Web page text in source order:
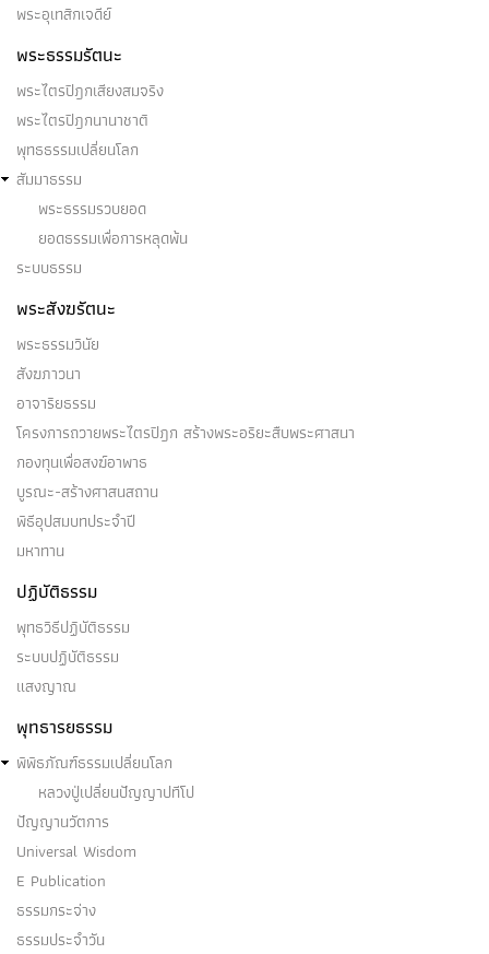
พระอุเทสิกเจดีย์
พระธรรมรัตนะ
พระไตรปิฎกเสียงสมจริง
พระไตรปิฎกนานาชาติ
พุทธธรรมเปลี่ยนโลก
สัมมาธรรม
พระธรรมรวบยอด
ยอดธรรมเพื่อการหลุดพ้น
ระบบธรรม
พระสังฆรัตนะ
พระธรรมวินัย
สังฆภาวนา
อาจาริยธรรม
โครงการถวายพระไตรปิฎก สร้างพระอริยะสืบพระศาสนา
กองทุนเพื่อสงฆ์อาพาธ
บูรณะ-สร้างศาสนสถาน
พิธีอุปสมบทประจำปี
มหาทาน
ปฏิบัติธรรม
พุทธวิธีปฏิบัติธรรม
ระบบปฏิบัติธรรม
แสงญาณ
พุทธารยธรรม
พิพิธภัณฑ์ธรรมเปลี่ยนโลก
หลวงปู่เปลี่ยนปัญญาปทีโป
ปัญญานวัตการ
Universal Wisdom
E Publication
ธรรมกระจ่าง
ธรรมประจำวัน